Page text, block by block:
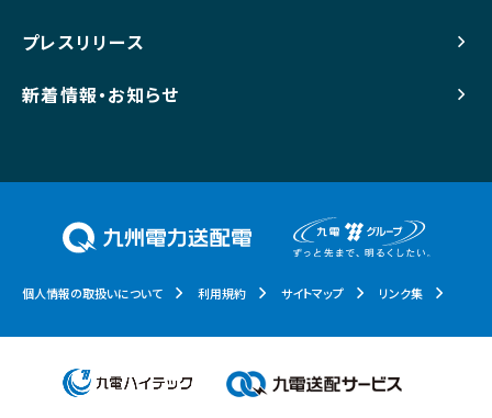
プレスリリース
新着情報・お知らせ
個人情報の取扱いについて 利用規約 サイトマップ リンク集